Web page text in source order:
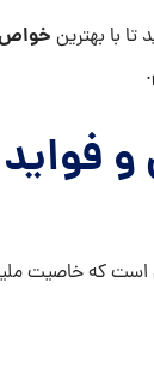
تا با بهترین خواص
که خاصیت